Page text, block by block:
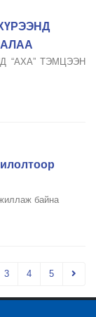
“АХА” ТЭМЦЭЭН
байна
3 4 5